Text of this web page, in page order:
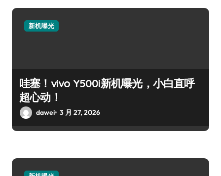
新机曝光
哇塞！vivo Y500i新机曝光，小白直呼
超心动！
dawei 3 月 27, 2026